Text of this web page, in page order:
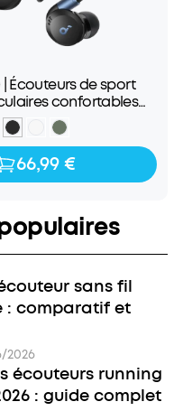
| Écouteurs de sport
confortables
contour d'oreille
€99,99 €
66,99 €
sans fil
: comparatif et
2026
écouteurs running
: guide complet